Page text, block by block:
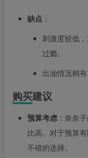
缺点 ：
刺激度较低
过瘾。
出油情况稍
购买建议
预算考虑 ：奈奈
比高。对于预算
不错的选择。